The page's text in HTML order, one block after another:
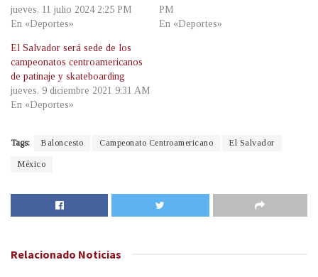
jueves, 11 julio 2024 2:25 PM
En «Deportes»
PM
En «Deportes»
El Salvador será sede de los
campeonatos centroamericanos
de patinaje y skateboarding
jueves, 9 diciembre 2021 9:31 AM
En «Deportes»
Tags: Baloncesto Campeonato Centroamericano El Salvador
México
Relacionado Noticias